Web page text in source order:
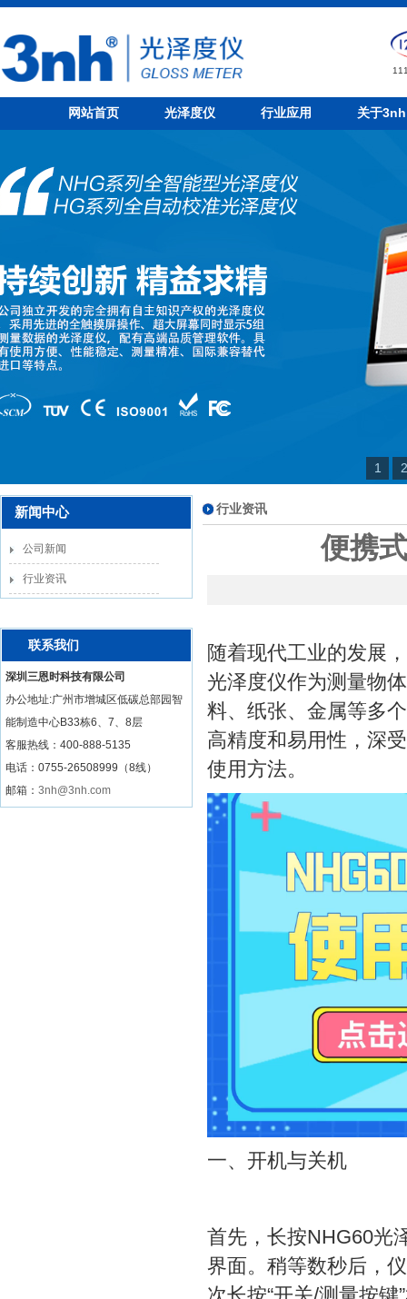
网站首页 光泽度仪 行业应用 关于3nh
1 2
新闻中心
公司新闻
行业资讯
联系我们
深圳三恩时科技有限公司
办公地址:广州市增城区低碳总部园智
能制造中心B33栋6、7、8层
客服热线： 400-888-5135
电话：0755-26508999（8线）
邮箱： 3nh@3nh.com
行业资讯
便携
随着现代工业的发展
光泽度仪作为测量物
料、纸张、金属等多
高精度和易用性，深
使用方法。
一、开机与关机
首先，长按NHG60光
界面。稍等数秒后，